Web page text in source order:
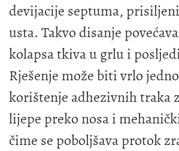
devijacije septuma,
usta. Takvo disanje
kolapsa tkiva u grlu i
Rješenje može biti vrlo
korištenje adhezivnih traka
lijepe preko nosa i
čime se poboljšava protok